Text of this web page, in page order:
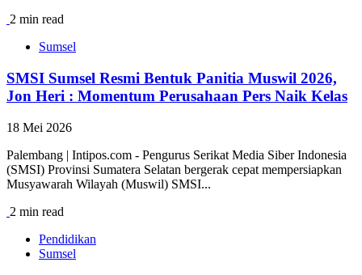
2 min read
Sumsel
SMSI Sumsel Resmi Bentuk Panitia Muswil 2026,
Jon Heri : Momentum Perusahaan Pers Naik Kelas
18 Mei 2026
Palembang | Intipos.com - Pengurus Serikat Media Siber Indonesia
(SMSI) Provinsi Sumatera Selatan bergerak cepat mempersiapkan
Musyawarah Wilayah (Muswil) SMSI...
2 min read
Pendidikan
Sumsel